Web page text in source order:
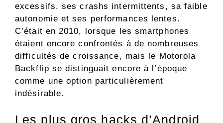
excessifs, ses crashs intermittents, sa faible
autonomie et ses performances lentes.
C’était en 2010, lorsque les smartphones
étaient encore confrontés à de nombreuses
difficultés de croissance, mais le Motorola
Backflip se distinguait encore à l’époque
comme une option particulièrement
indésirable.
Les plus gros hacks d’Android